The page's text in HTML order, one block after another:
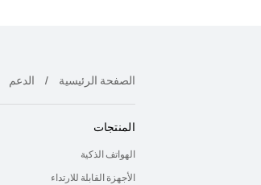
الصفحة الرئيسية الدعم
المنتجات
الهواتف الذكية
الأجهزة القابلة للارتداء